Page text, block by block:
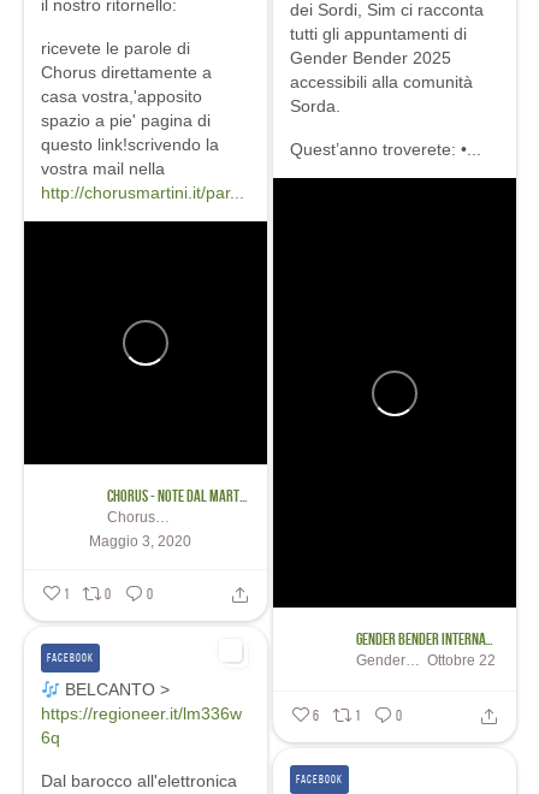
dei Sordi, Sim ci racconta
tutti gli appuntamenti di
Gender Bender 2025
accessibili alla comunità
Sorda.
Quest’anno troverete: •...
Gender Bender International Festival
Gender Bender International Festival Ottobre 22
6 1 0
il nostro ritornello:
ricevete le parole di
Chorus direttamente a
casa vostra,'apposito
spazio a pie' pagina di
questo link!scrivendo la
vostra mail nella
http://chorusmartini.it/par...
Chorus - Note dal Martini per Bologna
Maggio 3, 2020
1 0 0
BELCANTO >
https://regioneer.it/lm336w
6q
Dal barocco all'elettronica
FACEBOOK
FACEBOOK